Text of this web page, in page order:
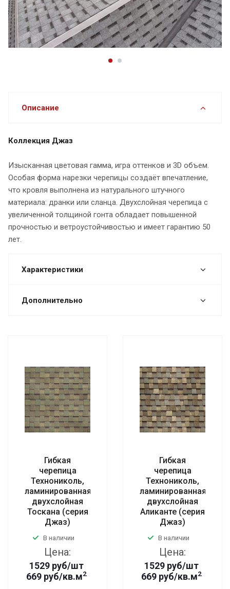
Описание
Коллекция Джаз
Изысканная цветовая гамма, игра оттенков и 3D объем.
Особая форма нарезки черепицы создаёт впечатление,
что кровля выполнена из натурального штучного
материала: дранки или сланца. Двухслойная черепица с
увеличенной толщиной гонта обладает повышенной
прочностью и ветроустойчивостью и имеет гарантию 50
лет.
Характеристики
Дополнительно
Гибкая
черепица
Технониколь,
ламинированная
двухслойная
Тоскана (серия
Джаз)
В наличии
Цена:
1529 руб/шт
669 руб/кв.м2
Гибкая
черепица
Технониколь,
ламинированная
двухслойная
Аликанте (серия
Джаз)
В наличии
Цена:
1529 руб/шт
669 руб/кв.м2